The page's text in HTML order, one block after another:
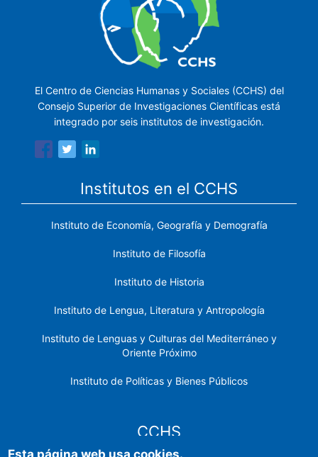
El Centro de Ciencias Humanas y Sociales (CCHS) del
Consejo Superior de Investigaciones Científicas está
integrado por seis institutos de investigación.
Institutos en el CCHS
Instituto de Economía, Geografía y Demografía
Instituto de Filosofía
Instituto de Historia
Instituto de Lengua, Literatura y Antropología
Instituto de Lenguas y Culturas del Mediterráneo y
Oriente Próximo
Instituto de Políticas y Bienes Públicos
CCHS
Esta página web usa cookies.